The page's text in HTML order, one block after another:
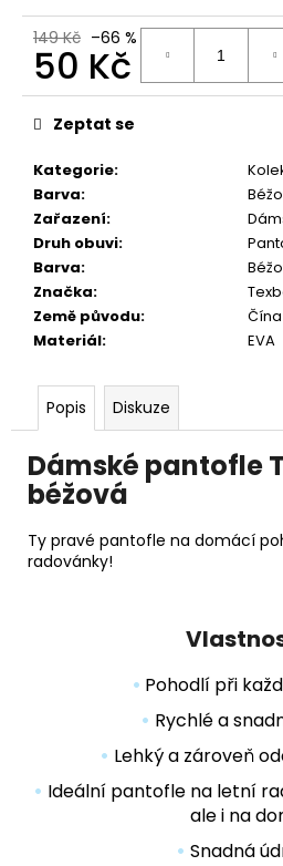
149 Kč –66 %
50 Kč
Měrná
cena:
Kategorie:
Barva:
Zařazení:
Druh obuvi:
Barva:
Značka:
Země původu:
Čína
Materiál: EVA
Zeptat se
Popis Diskuze
Dámské pantofle
béžová
Ty pravé pantofle na domácí
radovánky!
• Pohodlí při
• Rychlé a
• Lehký a zároveň
• Ideální pantofle na letní
ale i na
• Snadná
m
e